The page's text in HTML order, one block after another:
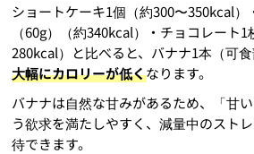
ショートケーキ1個（約300〜350kcal）
（60g）（約340kcal）・チョコレート1
280kcal）と比べると、バナナ1本（可
大幅にカロリーが低くなります。
バナナは自然な甘みがあるため、「甘
う欲求を満たしやすく、減量中のスト
待できます。